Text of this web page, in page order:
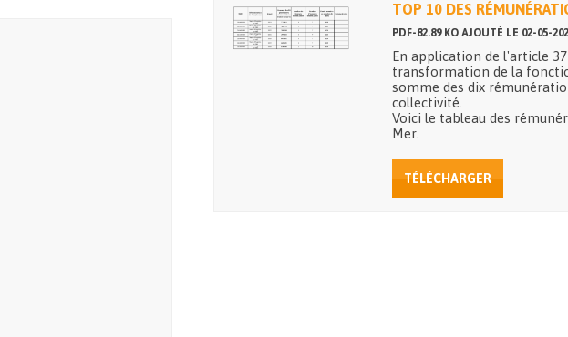
TOP 10 DES
PDF-82.89 KO AJOUTÉ LE 02-05-
En application de l'article
transformation de la
somme des dix
collectivité.
Voici le tableau des
Mer.
TÉLÉCHARGER